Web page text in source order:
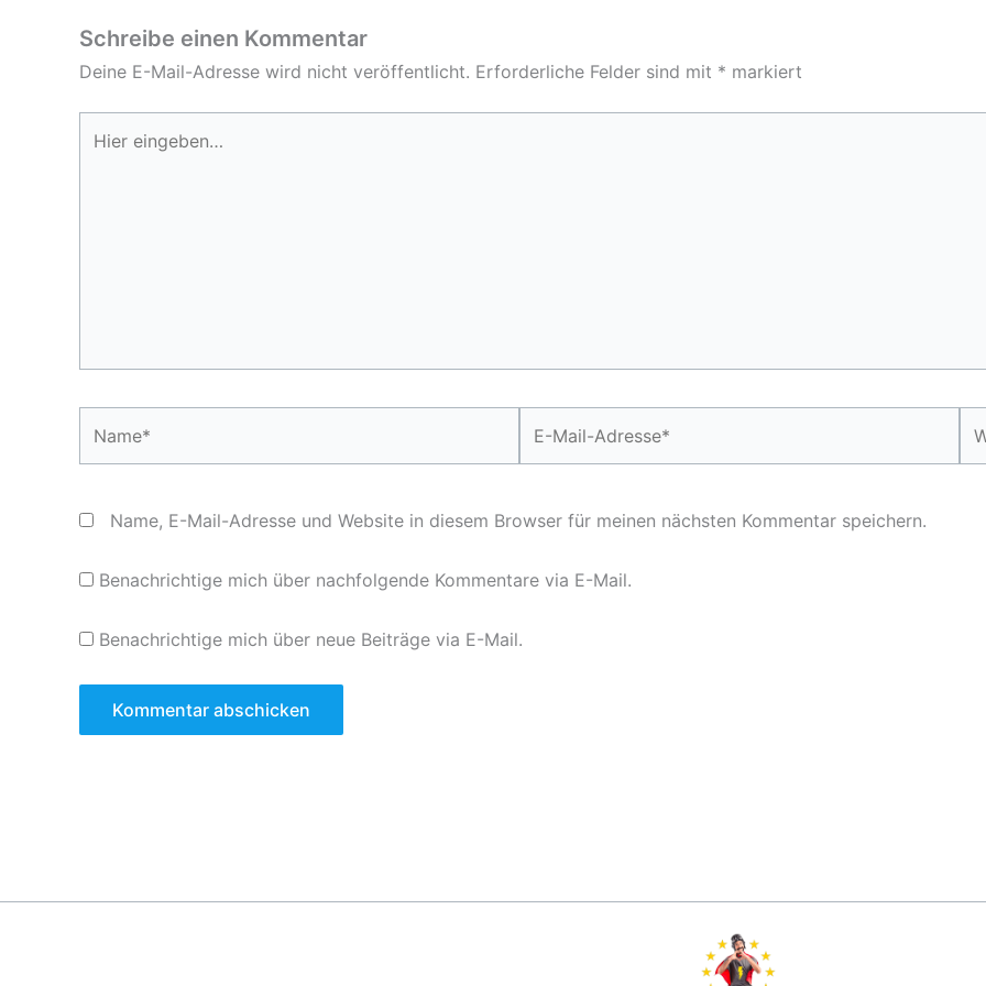
Schreibe einen Kommentar
Deine E-Mail-Adresse wird nicht veröffentlicht. Erforderliche Felder sind mit * markiert
eingeben…
Mail-
Name, E-Mail-Adresse und Website in diesem Browser für meinen nächsten Kommentar speichern.
Benachrichtige mich über nachfolgende Kommentare via E-Mail.
Benachrichtige mich über neue Beiträge via E-Mail.